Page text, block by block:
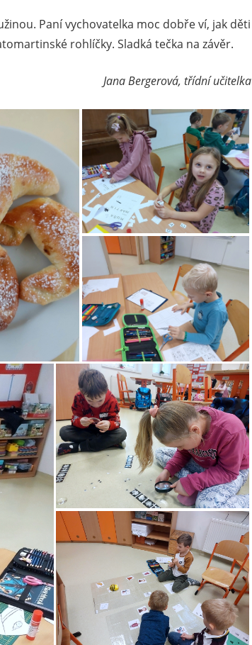
Paní vychovatelka moc dobře ví, jak děti
rohlíčky. Sladká tečka na závěr.
Jana Bergerová, třídní učitelka